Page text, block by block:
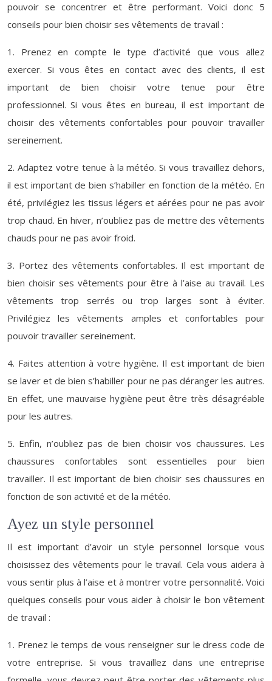
pouvoir se concentrer et être performant. Voici donc 5
conseils pour bien choisir ses vêtements de travail :
1. Prenez en compte le type d’activité que vous allez
exercer. Si vous êtes en contact avec des clients, il est
important de bien choisir votre tenue pour être
professionnel. Si vous êtes en bureau, il est important de
choisir des vêtements confortables pour pouvoir travailler
sereinement.
2. Adaptez votre tenue à la météo. Si vous travaillez dehors,
il est important de bien s’habiller en fonction de la météo. En
été, privilégiez les tissus légers et aérées pour ne pas avoir
trop chaud. En hiver, n’oubliez pas de mettre des vêtements
chauds pour ne pas avoir froid.
3. Portez des vêtements confortables. Il est important de
bien choisir ses vêtements pour être à l’aise au travail. Les
vêtements trop serrés ou trop larges sont à éviter.
Privilégiez les vêtements amples et confortables pour
pouvoir travailler sereinement.
4. Faites attention à votre hygiène. Il est important de bien
se laver et de bien s’habiller pour ne pas déranger les autres.
En effet, une mauvaise hygiène peut être très désagréable
pour les autres.
5. Enfin, n’oubliez pas de bien choisir vos chaussures. Les
chaussures confortables sont essentielles pour bien
travailler. Il est important de bien choisir ses chaussures en
fonction de son activité et de la météo.
Ayez un style personnel
Il est important d’avoir un style personnel lorsque vous
choisissez des vêtements pour le travail. Cela vous aidera à
vous sentir plus à l’aise et à montrer votre personnalité. Voici
quelques conseils pour vous aider à choisir le bon vêtement
de travail :
1. Prenez le temps de vous renseigner sur le dress code de
votre entreprise. Si vous travaillez dans une entreprise